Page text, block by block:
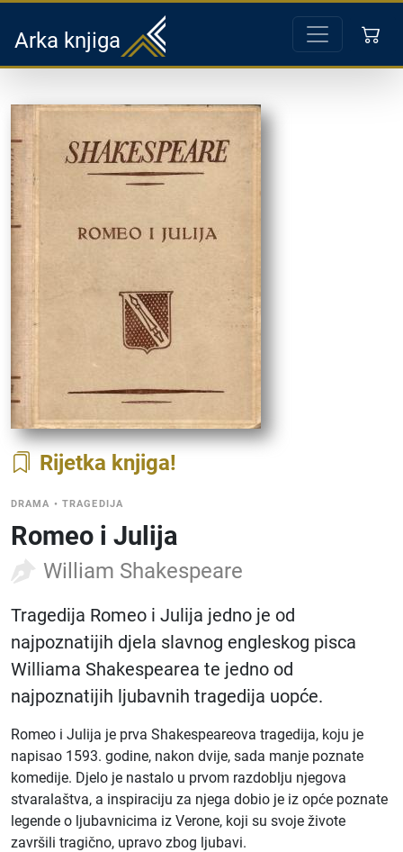
Arka knjiga
Rijetka knjiga
DRAMA • TRAGEDIJA
Romeo i Julija
William Shakespeare
Tragedija Romeo i Julija jedno je od
najpoznatijih djela slavnog engleskog pisca
Williama Shakespearea te jedno od
najpoznatijih ljubavnih tragedija uopće.
Romeo i Julija je prva Shakespeareova tragedija, koju je
napisao 1593. godine, nakon dvije, sada manje poznate
komedije. Djelo je nastalo u prvom razdoblju njegova
stvaralaštva, a inspiraciju za njega dobio je iz opće poznate
legende o ljubavnicima iz Verone, koji su svoje živote
završili tragično, upravo zbog ljubavi.